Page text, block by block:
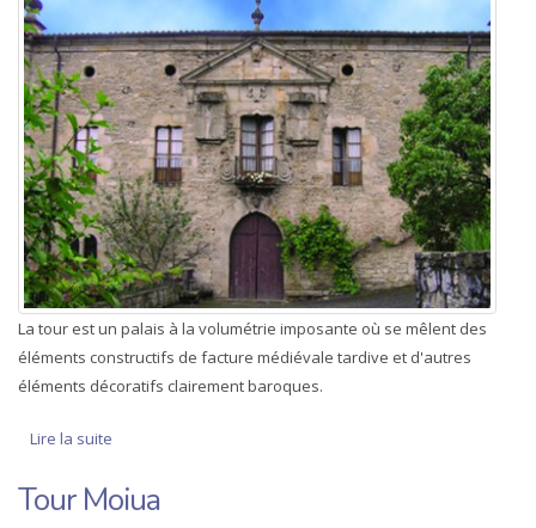
La tour est un palais à la volumétrie imposante où se mêlent des
éléments constructifs de facture médiévale tardive et d'autres
éléments décoratifs clairement baroques.
Lire la suite
Tour Moiua